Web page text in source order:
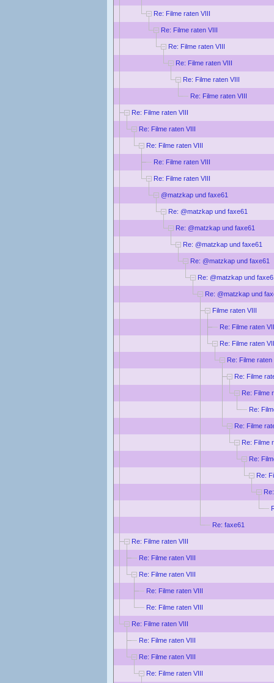
Re: Filme raten VIII
Re: Filme raten VIII
Re: Filme raten VIII
Re: Filme raten VIII
Re: Filme raten VIII
Re: Filme raten VIII
Re: Filme raten VIII
Re: Filme raten VIII
Re: Filme raten VIII
Re: Filme raten VIII
Re: Filme raten VIII
@matzkap und faxe61
Re: @matzkap und faxe61
Re: @matzkap und faxe61
Re: @matzkap und faxe61
Re: @matzkap und faxe61
Re: @matzkap und
Re: @matzkap und
Filme raten VIII
Re: Filme raten
Re: Filme raten
Re: Filme raten
Re: Filme
Re: Filme
Re:
Re: Filme
Re: Filme
Re:
Re:
Re: faxe61
Re: Filme raten VIII
Re: Filme raten VIII
Re: Filme raten VIII
Re: Filme raten VIII
Re: Filme raten VIII
Re: Filme raten VIII
Re: Filme raten VIII
Re: Filme raten VIII
Re: Filme raten VIII